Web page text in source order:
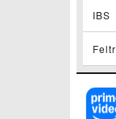
IBS